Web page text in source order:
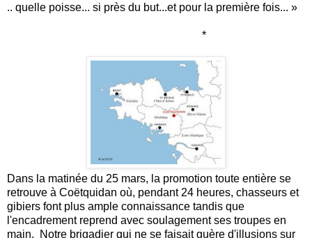
.. quelle poisse... si près du but...et pour la première fois... »
*
Dans la matinée du 25 mars, la promotion toute entière se
retrouve à Coëtquidan où, pendant 24 heures, chasseurs et
gibiers font plus ample connaissance tandis que
l'encadrement reprend avec soulagement ses troupes en
main. Notre brigadier qui ne se faisait guère d'illusions sur